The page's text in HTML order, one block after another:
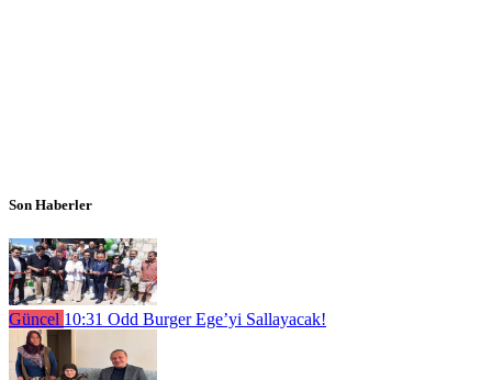
Son Haberler
Güncel 10:31 Odd Burger Ege’yi Sallayacak!